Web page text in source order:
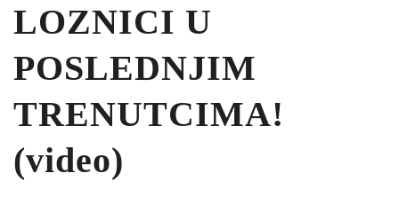
LOZNICI U
POSLEDNJIM
TRENUTCIMA!
(video)